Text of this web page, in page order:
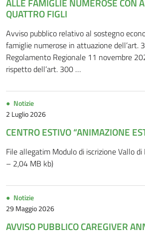
QUATTRO FIGLI
Avviso pubblico relativo al sostegno
famiglie numerose in attuazione dell’art.
Regolamento Regionale 11 novembre
rispetto dell’art. 300 …
Notizie
2 Luglio 2026
CENTRO ESTIVO “ANIMAZIONE
File allegatim Modulo di iscrizione Vallo
– 2,04 MB kb)
Notizie
29 Maggio 2026
AVVISO PUBBLICO CAREGIVER